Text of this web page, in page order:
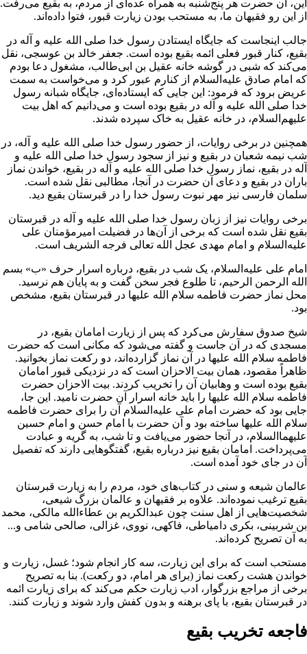
آن حضرت هر پنج‌شنبه به همراه عده‌اى از مردم، به بقیع مى‌رفت.
این رو فقیهان ما، بهمستحببودنزیارت قبور،فتواداده‌اند.
اینجاست که جایگاه ایستادن رسول خدا صلى ‌الله ‌علیه ‌و آله در
کنار قبور فعلىائمهبقیع بوده است. جعفر خالد بن عوسجى، نقل
که شبى در گوشه خانهعقیل بن ابی‌طالب، مشغول دعا بودم
امام صادقعلیه‌السلام از کنارم عبور کرد و مى‌خواست به سمت
برود که فرمود: این جایى که ایستاده‌اى، جایگاه شبانه رسول
صلى ‌الله ‌علیه ‌و آله در بقیع بوده است و مى‌دانیم کهاهل بیت
در خانه عقیل به خاک سپرده شدند.
در برخى روایات، از حضور رسول خدا صلى ‌الله ‌علیه ‌و آله، در
نیمهشعباندر بقیع و نیز از سجودرسول خدا صلى ‌الله ‌علیه ‌و
در بقیع،نمازرسول خدا صلى ‌الله ‌علیه ‌و آله در بقیع، خواندننماز
در بقیع و دعاى آن حضرت در آنجا، مطالبى نقل شده است.
فارسى نیز مهر نبوترسول خدا را در قبرستان بقیع دید.
روایات نیز از زبان رسول خدا صلى ‌الله ‌علیه ‌و آله در قبرستان
نقل شده است که برخى از آن‌ها در فضیلتامیرمؤمنان على
وامام مهدىعجل ‌الله ‌تعالى ‌فرجه ‌الشریف است.
على علیه‌السلام، یک شب در بقیع، درباره اسرار حرف «ب»بسم
الرحمن الرحیم، تا طلوع فجر سخن گفت و به پایان هم نرسید.
نماز حضرت فاطمهسلام ‌الله ‌علیها در قبرستان بقیع، مشخص
صدوقسفارش مى‌کرد که پس از زیارتامامان بقیع، در
که در آن جاست و گفته مى‌شود که مکانى است که حضرت
سلام ‌الله‌ علیها در آن نماز گزارده‌اند، دورکعتنماز بخوانید.
مقصود، همانبیت الاحزاناست که در نزدیکى قبور امامان
بوده است ووهابیانآن را تخریب کردند. بیت الاحزان حضرت
سلام ‌الله ‌علیها را باید خانه اسرار آن حضرت نامید. این جا،
بود که حضرتامام على علیه‌السلام آن را براى حضرت فاطمه
‌الله ‌علیها ساخته بود و آن حضرت باامام حسنوامام حسین
در آنجا حضور مى‌یافت و تا شب، به گریه وعبادت
امامان بقیع نیز درباره بقیع، گفتگوهایى دارند که تفصیل
در جاى خود آمده است.
شیعهوسنى در کتاب‌هاى خود، مردم را به زیارت قبرستان
ترغیب نموده‌اند. علاوه بر فقیهان و عالمان بزرگ شیعى،
از اهل سنت چون عبدالکریم بن عطاءالله مالکى، محمد
شربینى، بکرى دامیاطى، فاکهى، نووى، غزالى، صالحى شامى و...
آن تصریح کرده‌اند.
است که براى این زیارت، سه کار انجام شود؛غسل ،زیارتو
هشت رکعتنماز(براى هر امام، دو رکعت). بنا به تصریح
از مراجع بزرگوار، ادب زیارت حکم مى‌کند که براى زیارتائمه
قبرستان بقیع، با پاى برهنه و بدون کفش وارد شوند و زیارت کنند.
تخریب بقیع